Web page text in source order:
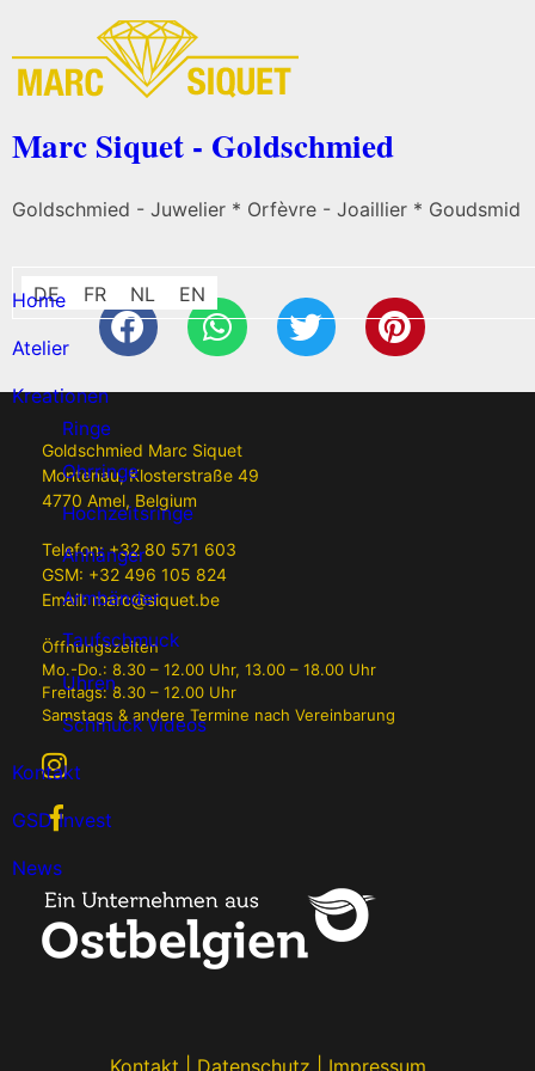
Marc Siquet - Goldschmied
Goldschmied - Juwelier * Orfèvre - Joaillier * Goudsmid
DE FR NL EN
Home
Atelier
Kreationen
Ringe
Ohrringe
Hochzeitsringe
Anhänger
Armbänder
Taufschmuck
Uhren
Schmuck Videos
Kontakt
GSD Invest
News
Goldschmied Marc Siquet
Montenau, Klosterstraße 49
4770 Amel, Belgium
Telefon:+32 80 571 603
GSM: +32 496 105 824
Email:marc@siquet.be
Öffnungszeiten
Mo.-Do.: 8.30 – 12.00 Uhr, 13.00 – 18.00 Uhr
Freitags: 8.30 – 12.00 Uhr
Samstags & andere Termine nach Vereinbarung